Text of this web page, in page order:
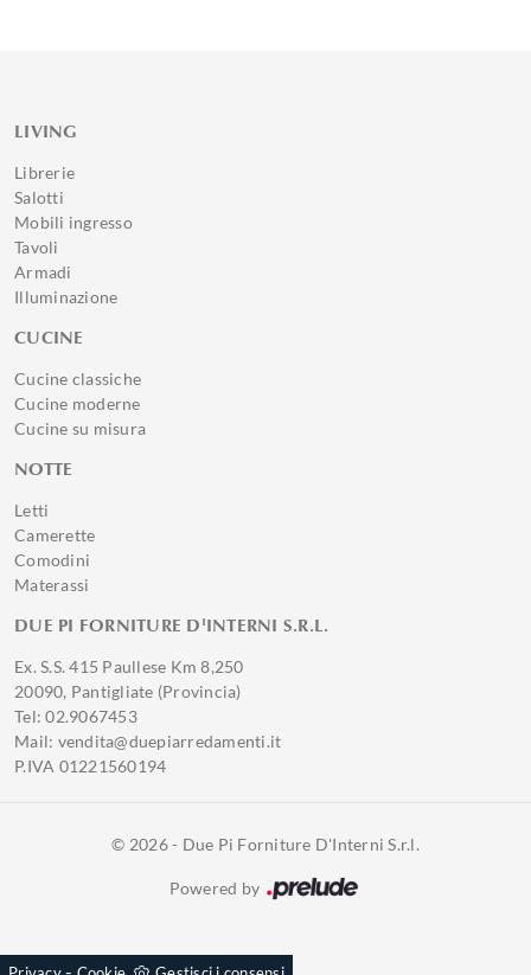
LIVING
Librerie
Salotti
Mobili ingresso
Tavoli
Armadi
Illuminazione
CUCINE
Cucine classiche
Cucine moderne
Cucine su misura
NOTTE
Letti
Camerette
Comodini
Materassi
DUE PI FORNITURE D'INTERNI S.R.L.
Ex. S.S. 415 Paullese Km 8,250
20090, Pantigliate (Provincia)
Tel: 02.9067453
Mail: vendita@duepiarredamenti.it
P.IVA 01221560194
© 2026 - Due Pi Forniture D'Interni S.r.l.
Powered by